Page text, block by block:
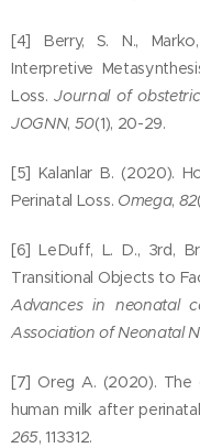
[4] Berry, S. N.,
Interpretive
Loss.Journal of
JOGNN, 50(1), 20-29.
[5] Kalanlar B. (2020).
Perinatal Loss. Omega, 82
[6] LeDuff, L. D., 3rd,
Transitional Objects to
Advances in neonatal
Association of Neonatal
[7] Oreg A. (2020). The
human milk after
265, 113312.